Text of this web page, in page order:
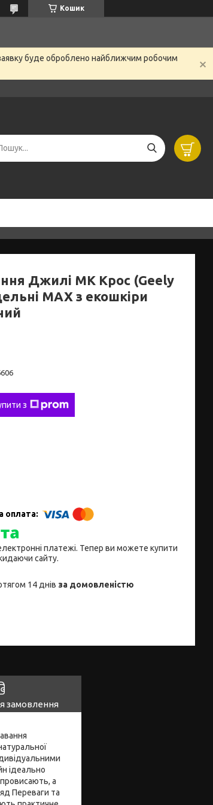
Кошик
буде оброблено найближчим робочим
Джилі МК Крос (Geely
MAX з екошкіри
з
платежі. Тепер ви можете купити
сайту.
14 днів за домовленістю
замовлення
ідеально
а
Переваги та